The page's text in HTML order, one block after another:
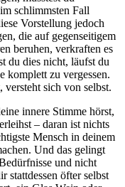
schlimmsten Fall
Vorstellung jedoch
die auf gegenseitigem
beruhen, verkraften es
du dies nicht, läufst du
komplett zu vergessen.
sich von selbst.
innere Stimme hörst,
– daran ist nichts
Mensch in deinem
Und das gelingt
und nicht
stattdessen öfter selbst